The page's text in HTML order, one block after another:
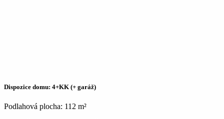
Dispozice domu: 4+KK (+ garáž)
Podlahová plocha: 112 m²